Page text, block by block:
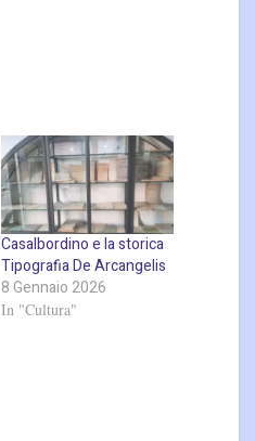
Casalbordino e la storica
Tipografia De Arcangelis
8 Gennaio 2026
In "Cultura"